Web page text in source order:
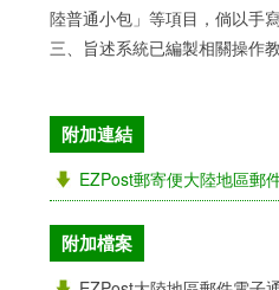
陸普通小包」等項目，倘以手
三、旨述系統已編製相關操作
附加連結
EZPost郵寄便大陸地區郵
附加檔案